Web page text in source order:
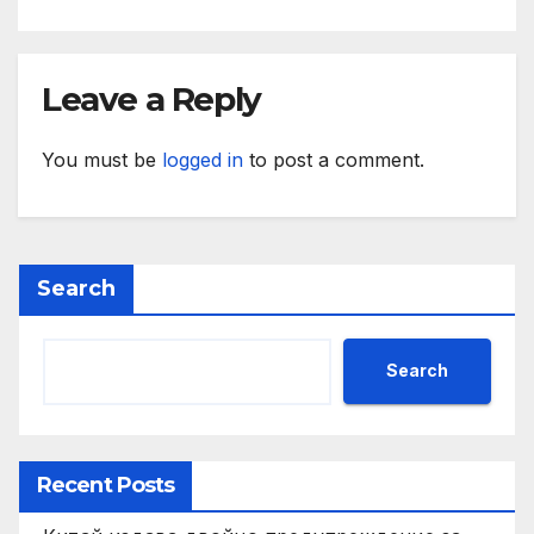
Leave a Reply
You must be logged in to post a comment.
Search
Search
Recent Posts